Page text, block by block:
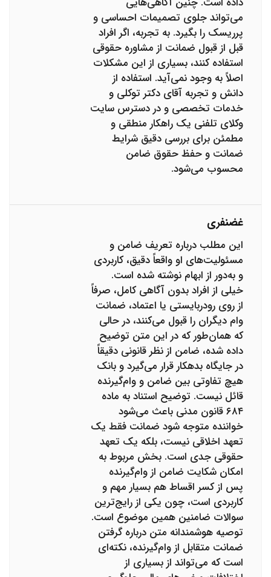
می‌تواند جلوی تصمیمات احساسی و
پرریسک را بگیرد. به تجربه، اگر افراد
قبل از قبول ضمانت از مشاوره حقوقی
استفاده کنند، بسیاری از این مشکلات
اصلاً به وجود نمی‌آید. استفاده از
دانش و تجربه آقای دکتر توکلی و
خدمات تخصصی و در دسترس سایت
وکلای تلفنی یک راهکار منطقی و
مطمئن برای بررسی دقیق شرایط
ضمانت و حفظ حقوق ضامن
محسوب می‌شود.
غضنفری
این مطلب درباره تعریف ضامن و
مسئولیت‌های او واقعاً دقیق، کاربردی
و به‌دور از ابهام نوشته شده است.
خیلی از افراد بدون آگاهی کامل، صرفاً
از روی رودربایستی یا اعتماد، ضمانت
وام دیگران را قبول می‌کنند، در حالی
که همان‌طور که در این متن توضیح
داده شده، ضامن از نظر قانونی دقیقاً
در جایگاه بدهکار قرار می‌گیرد و بانک
هیچ تفاوتی بین ضامن و وام‌گیرنده
قائل نیست. توضیح استناد به ماده
۶۸۴ قانون مدنی باعث می‌شود
خواننده متوجه شود ضمانت فقط یک
تعهد اخلاقی نیست، بلکه یک تعهد
حقوقی جدی است. بخش مربوط به
امکان شکایت ضامن از وام‌گیرنده
پس از کسر اقساط هم بسیار مهم و
کاربردی است، چون یکی از رایج‌ترین
سوالات ضامنین همین موضوع است.
توصیه هوشمندانه متن درباره گرفتن
ضمانت متقابل از وام‌گیرنده، نکته‌ای
است که می‌تواند از بسیاری از